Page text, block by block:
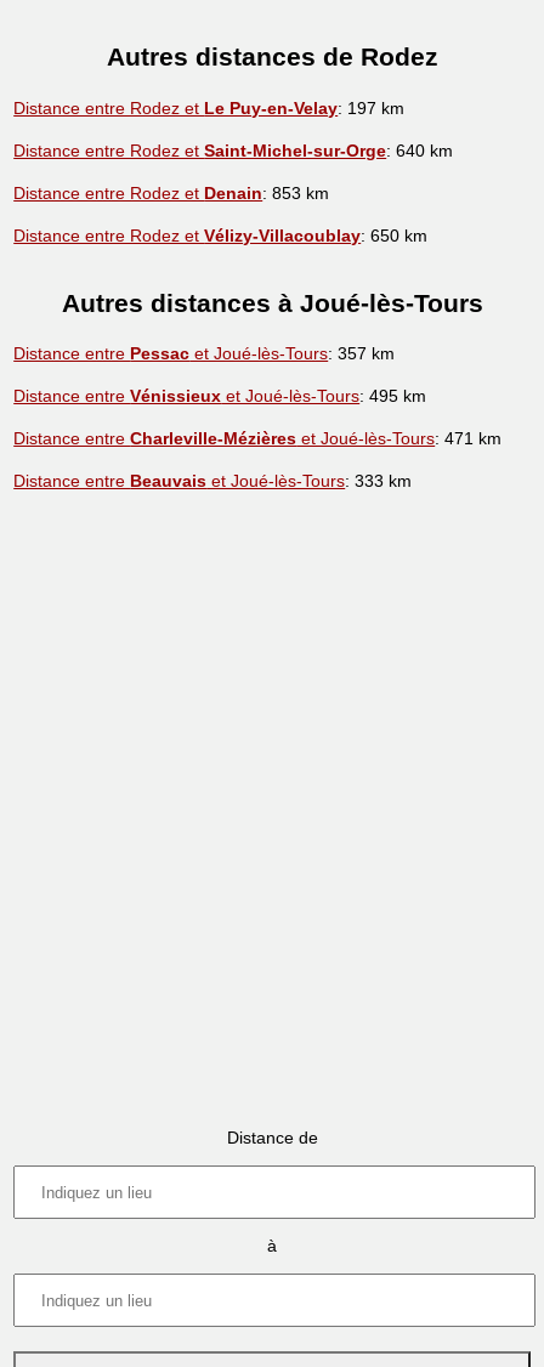
Autres distances de Rodez
Distance entre Rodez et Le Puy-en-Velay: 197 km
Distance entre Rodez etSaint-Michel-sur-Orge: 640 km
Distance entre Rodez et Denain: 853 km
Distance entre Rodez etVélizy-Villacoublay: 650 km
Autres distances à Joué-lès-Tours
Distance entre Pessac et Joué-lès-Tours: 357 km
Distance entreVénissieux et Joué-lès-Tours: 495 km
Distance entreCharleville-Mézières et Joué-lès-Tours: 471 km
Distance entre Beauvais et Joué-lès-Tours: 333 km
Distance de
à